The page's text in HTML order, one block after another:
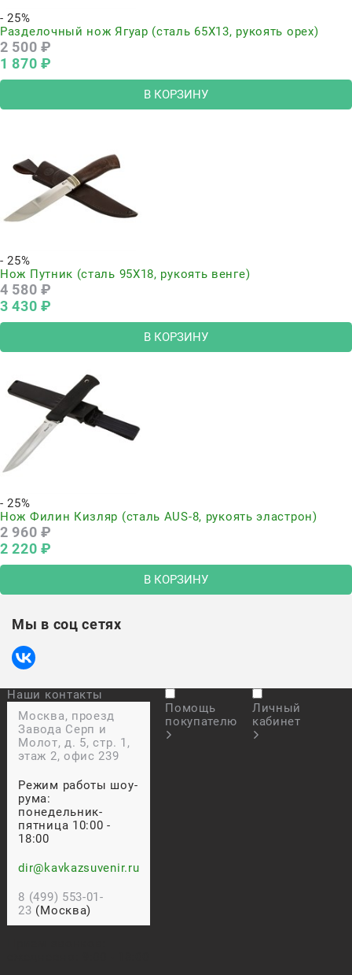
- 25%
Разделочный нож Ягуар (сталь 65Х13, рукоять орех)
2 500 ₽
1 870 ₽
В КОРЗИНУ
- 25%
Нож Путник (сталь 95Х18, рукоять венге)
4 580 ₽
3 430 ₽
В КОРЗИНУ
- 25%
Нож Филин Кизляр (сталь AUS-8, рукоять эластрон)
2 960 ₽
2 220 ₽
В КОРЗИНУ
Мы в соц сетях
Наши контакты
Москва, проезд
Завода Серп и
Молот, д. 5, стр. 1,
этаж 2, офис 239
Режим работы шоу-
рума:
понедельник-
пятница 10:00 -
18:00
dir@kavkazsuvenir.ru
8 (499) 553-01-
23 (Москва)
Помощь
покупателю
Личный
кабинет